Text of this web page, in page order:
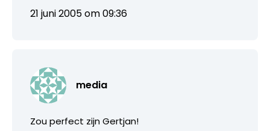
21 juni 2005 om 09:36
media
Zou perfect zijn Gertjan!